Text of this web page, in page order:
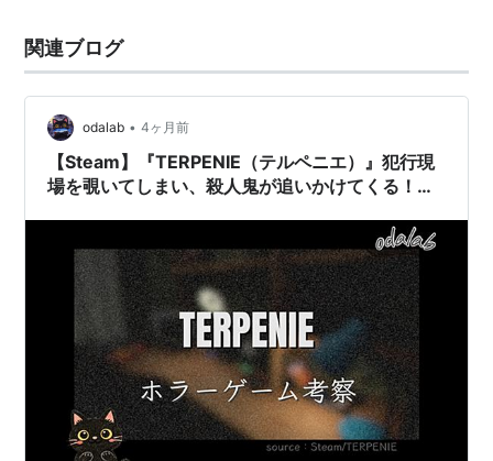
関連ブログ
odalab • 4ヶ月前
【Steam】『TERPENIE（テルペニエ）』犯行現
場を覗いてしまい、殺人鬼が追いかけてくる！｜